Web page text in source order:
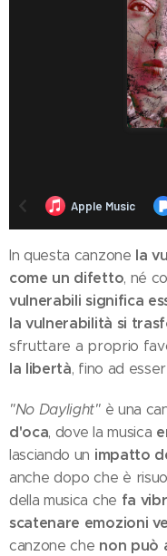
In questa canzone la
come un difetto, né
vulnerabili significa
la vulnerabilità si
sfruttare a proprio
la libertà, fino ad
"No Daylight"è una
d'oca, dove la musica
lasciando un impatto
anche dopo che è
della musica che fa
scatenare emozioni
canzone che non può